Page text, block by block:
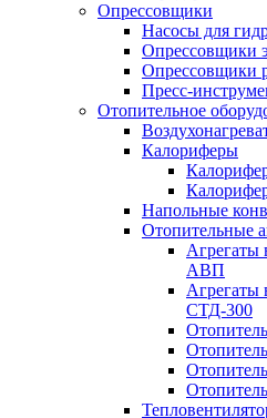
Опрессовщики
Насосы для
Опрессовщики
Опрессовщики
Пресс-
Отопительное
Калориферы
Напольные
Отопительные
Агрегаты
АВП
Агрегаты
СТД-300